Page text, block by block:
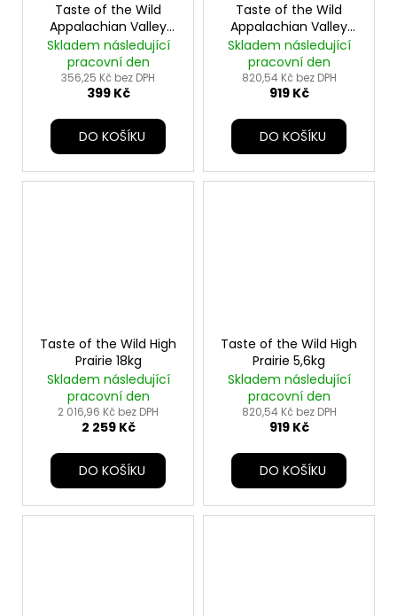
Taste of the Wild
Appalachian Valley
Small Breed 2kg
Skladem následující
pracovní den
356,25 Kč bez DPH
399 Kč
DO KOŠÍKU
Taste of the Wild
Appalachian Valley
Small Breed 5,6kg
Skladem následující
pracovní den
820,54 Kč bez DPH
919 Kč
DO KOŠÍKU
Taste of the Wild High
Prairie 18kg
Skladem následující
pracovní den
2 016,96 Kč bez DPH
2 259 Kč
DO KOŠÍKU
Taste of the Wild High
Prairie 5,6kg
Skladem následující
pracovní den
820,54 Kč bez DPH
919 Kč
DO KOŠÍKU